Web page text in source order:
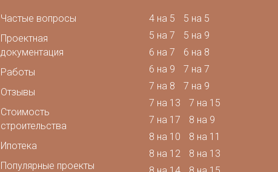
Частые вопросы
Проектная
документация
Работы
Отзывы
Стоимость
строительства
Ипотека
Популярные проекты
4 на 5
5 на 5
5 на 7
5 на 9
6 на 7
6 на 8
6 на 9
7 на 7
7 на 8
7 на 9
7 на 13
7 на 15
7 на 17
8 на 9
8 на 10
8 на 11
8 на 12
8 на 13